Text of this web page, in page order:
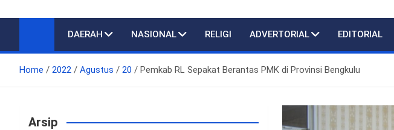
Bengkulupost.id
DAERAH NASIONAL RELIGI ADVERTORIAL EDITORIAL
Home 2022 Agustus 20 Pemkab RL Sepakat Berantas PMK di Provinsi Bengkulu
Arsip